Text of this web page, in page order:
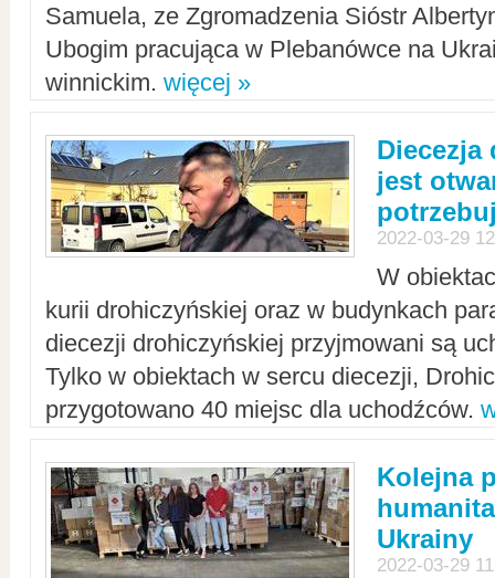
Samuela, ze Zgromadzenia Sióstr
Ubogim pracująca w Plebanówce na
winnickim. więcej »
Diecezja
jest
2022-03-29
W
kurii drohiczyńskiej oraz w budynkach
diecezji drohiczyńskiej przyjmowani są
Tylko w obiektach w sercu diecezji,
przygotowano 40 miejsc dla uchodźców.
Kolejna
Ukrainy
2022-03-29